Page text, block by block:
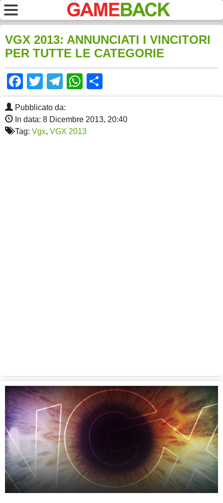
VGX 2013: ANNUNCIATI I VINCITORI
PER TUTTE LE CATEGORIE
Facebook
TwitterTelegram
WhatsApp
Pubblicato da:
In data: 8 Dicembre 2013, 20:40
Tag: Vgx, VGX 2013